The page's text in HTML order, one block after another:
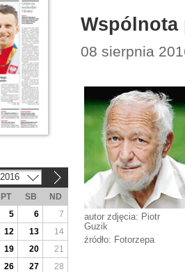
Wspólnota
08 sierpnia
autor zdjęcia: Piotr
Guzik
źródło: Fotorzepa
2016
PT SB
ND
5 6
7
12 13
14
19 20
21
26 27
28